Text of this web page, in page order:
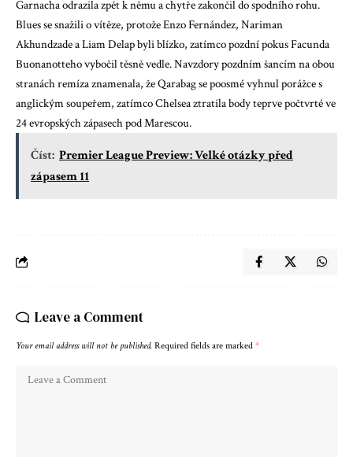
Garnacha odrazila zpět k němu a chytře zakončil do spodního rohu.
Blues se snažili o vítěze, protože Enzo Fernández, Nariman
Akhundzade a Liam Delap byli blízko, zatímco pozdní pokus Facunda
Buonanotteho vybočil těsně vedle. Navzdory pozdním šancím na obou
stranách remíza znamenala, že Qarabag se poosmé vyhnul porážce s
anglickým soupeřem, zatímco Chelsea ztratila body teprve počtvrté ve
24 evropských zápasech pod Marescou.
Číst: Premier League Preview: Velké otázky před
zápasem 11
Leave a Comment
Your email address will not be published. Required fields are marked *